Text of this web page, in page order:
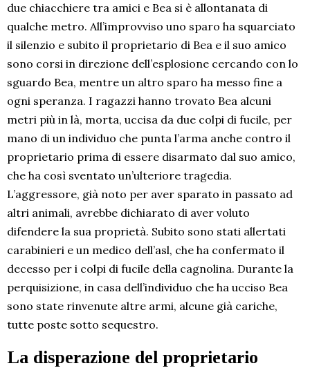
due chiacchiere tra amici e Bea si è allontanata di
qualche metro. All’improvviso uno sparo ha squarciato
il silenzio e subito il proprietario di Bea e il suo amico
sono corsi in direzione dell’esplosione cercando con lo
sguardo Bea, mentre un altro sparo ha messo fine a
ogni speranza. I ragazzi hanno trovato Bea alcuni
metri più in là, morta, uccisa da due colpi di fucile, per
mano di un individuo che punta l’arma anche contro il
proprietario prima di essere disarmato dal suo amico,
che ha così sventato un’ulteriore tragedia.
L’aggressore, già noto per aver sparato in passato ad
altri animali, avrebbe dichiarato di aver voluto
difendere la sua proprietà. Subito sono stati allertati
carabinieri e un medico dell’asl, che ha confermato il
decesso per i colpi di fucile della cagnolina. Durante la
perquisizione, in casa dell’individuo che ha ucciso Bea
sono state rinvenute altre armi, alcune già cariche,
tutte poste sotto sequestro.
La disperazione del proprietario